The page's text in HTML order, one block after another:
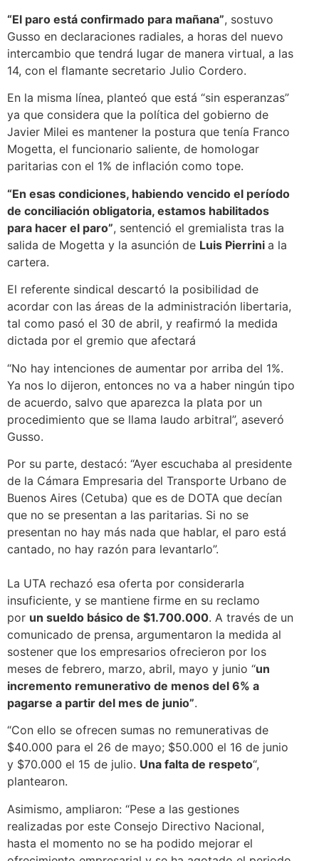
“El paro está confirmado para mañana”, sostuvo
Gusso en declaraciones radiales, a horas del nuevo
intercambio que tendrá lugar de manera virtual, a las
14, con el flamante secretario Julio Cordero.
En la misma línea, planteó que está “sin esperanzas”
ya que considera que la política del gobierno de
Javier Milei es mantener la postura que tenía Franco
Mogetta, el funcionario saliente, de homologar
paritarias con el 1% de inflación como tope.
“En esas condiciones, habiendo vencido el período
de conciliación obligatoria, estamos habilitados
para hacer el paro”, sentenció el gremialista tras la
salida de Mogetta y la asunción de Luis Pierrini a la
cartera.
El referente sindical descartó la posibilidad de
acordar con las áreas de la administración libertaria,
tal como pasó el 30 de abril, y reafirmó la medida
dictada por el gremio que afectará
“No hay intenciones de aumentar por arriba del 1%.
Ya nos lo dijeron, entonces no va a haber ningún tipo
de acuerdo, salvo que aparezca la plata por un
procedimiento que se llama laudo arbitral”, aseveró
Gusso.
Por su parte, destacó: “Ayer escuchaba al presidente
de la Cámara Empresaria del Transporte Urbano de
Buenos Aires (Cetuba) que es de DOTA que decían
que no se presentan a las paritarias. Si no se
presentan no hay más nada que hablar, el paro está
cantado, no hay razón para levantarlo”.
La UTA rechazó esa oferta por considerarla
insuficiente, y se mantiene firme en su reclamo
por un sueldo básico de $1.700.000. A través de un
comunicado de prensa, argumentaron la medida al
sostener que los empresarios ofrecieron por los
meses de febrero, marzo, abril, mayo y junio “un
incremento remunerativo de menos del 6% a
pagarse a partir del mes de junio”.
“Con ello se ofrecen sumas no remunerativas de
$40.000 para el 26 de mayo; $50.000 el 16 de junio
y $70.000 el 15 de julio. Una falta de respeto“,
plantearon.
Asimismo, ampliaron: “Pese a las gestiones
realizadas por este Consejo Directivo Nacional,
hasta el momento no se ha podido mejorar el